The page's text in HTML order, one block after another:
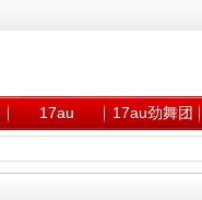
17au 17au劲舞团